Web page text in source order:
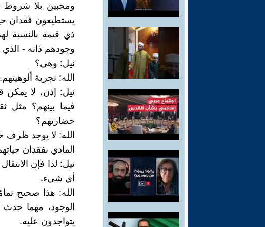
ومحبين بلا
يستطيعون فقدان
ذي قيمة بالنسبة
وجودهم ذاته - الذي
نيل: وهي؟
الله: تجربة ألوهيتهم.
نيل: إذن، لا يمكن
حضارتهم؟
الله: لا يوجد
المادي بفقدان
نيل: لذا فإن
أي شيء.
الله: هذا صحيح
الوجود، مهما
يتواجدون عليه.